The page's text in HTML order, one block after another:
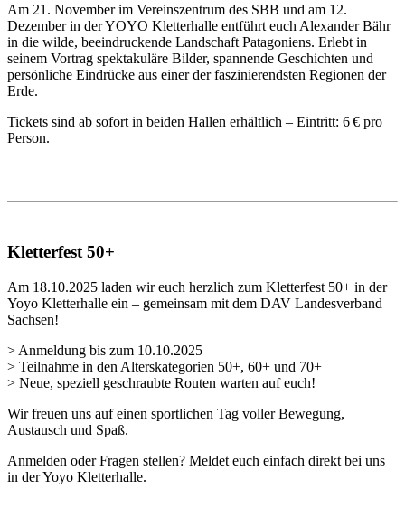
Am 21. November im Vereinszentrum des SBB und am 12.
Dezember in derYOYO Kletterhalle entführt euch Alexander Bähr
in die wilde, beeindruckende Landschaft Patagoniens. Erlebt in
seinem Vortrag spektakuläre Bilder, spannende Geschichten und
persönliche Eindrücke aus einer der faszinierendsten Regionen der
Erde.
Tickets sind ab sofort in beiden Hallen erhältlich – Eintritt: 6 € pro
Person.
Kletterfest 50+
Am 18.10.2025 laden wir euch herzlich zum Kletterfest 50+ in der
Yoyo Kletterhalle ein – gemeinsam mit dem DAV Landesverband
Sachsen!
> Anmeldung bis zum 10.10.2025
> Teilnahme in den Alterskategorien 50+, 60+ und 70+
> Neue, speziell geschraubte Routen warten auf euch!
Wir freuen uns auf einen sportlichen Tag voller Bewegung,
Austausch und Spaß.
Anmelden oder Fragen stellen? Meldet euch einfach direkt bei uns
in der Yoyo Kletterhalle.